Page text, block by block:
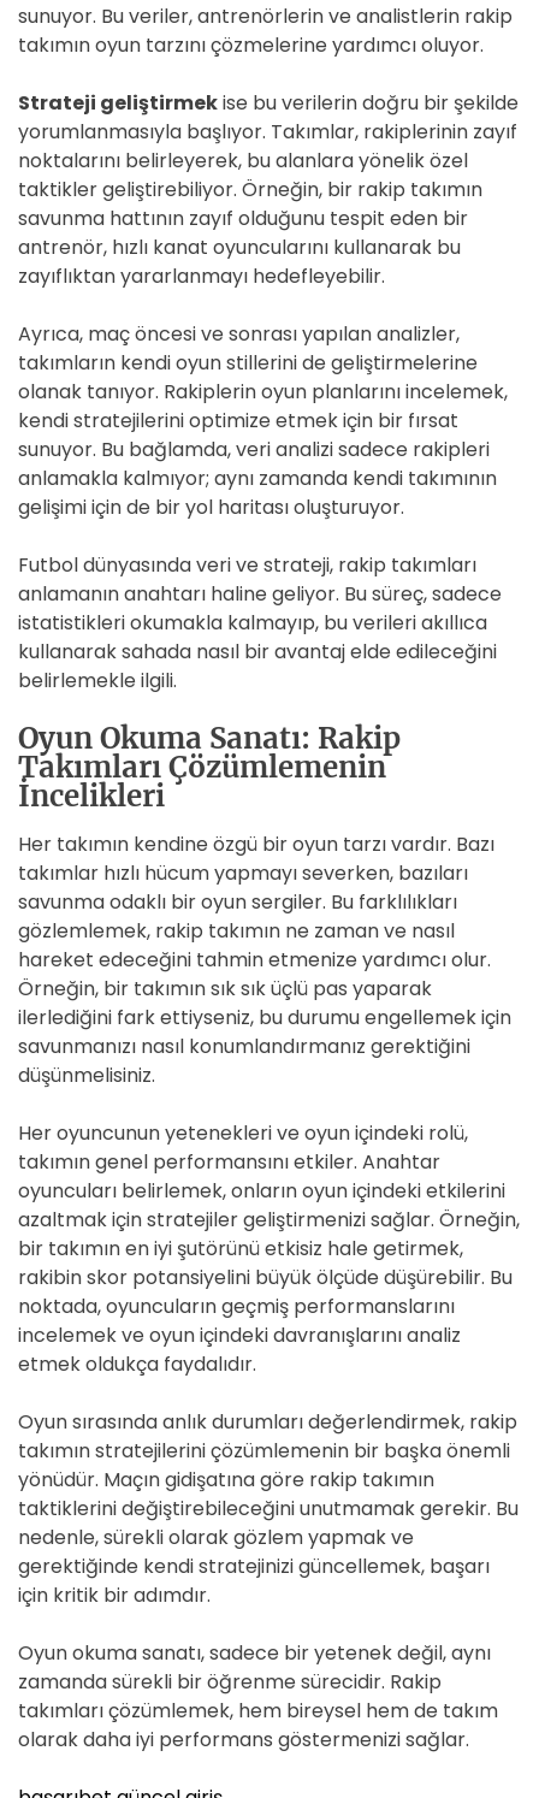
sunuyor. Bu veriler, antrenörlerin ve analistlerin rakip
takımın oyun tarzını çözmelerine yardımcı oluyor.
Strateji geliştirmekise bu verilerin doğru bir şekilde
yorumlanmasıyla başlıyor. Takımlar, rakiplerinin zayıf
noktalarını belirleyerek, bu alanlara yönelik özel
taktikler geliştirebiliyor. Örneğin, bir rakip takımın
savunma hattının zayıf olduğunu tespit eden bir
antrenör, hızlı kanat oyuncularını kullanarak bu
zayıflıktan yararlanmayı hedefleyebilir.
Ayrıca, maç öncesi ve sonrası yapılan analizler,
takımların kendi oyun stillerini de geliştirmelerine
olanak tanıyor. Rakiplerin oyun planlarını incelemek,
kendi stratejilerini optimize etmek için bir fırsat
sunuyor. Bu bağlamda, veri analizi sadece rakipleri
anlamakla kalmıyor; aynı zamanda kendi takımının
gelişimi için de bir yol haritası oluşturuyor.
Futbol dünyasında veri ve strateji, rakip takımları
anlamanın anahtarı haline geliyor. Bu süreç, sadece
istatistikleri okumakla kalmayıp, bu verileri akıllıca
kullanarak sahada nasıl bir avantaj elde edileceğini
belirlemekle ilgili.
Oyun Okuma Sanatı: Rakip
Takımları Çözümlemenin
İncelikleri
Her takımın kendine özgü bir oyun tarzı vardır. Bazı
takımlar hızlı hücum yapmayı severken, bazıları
savunma odaklı bir oyun sergiler. Bu farklılıkları
gözlemlemek, rakip takımın ne zaman ve nasıl
hareket edeceğini tahmin etmenize yardımcı olur.
Örneğin, bir takımın sık sık üçlü pas yaparak
ilerlediğini fark ettiyseniz, bu durumu engellemek için
savunmanızı nasıl konumlandırmanız gerektiğini
düşünmelisiniz.
Her oyuncunun yetenekleri ve oyun içindeki rolü,
takımın genel performansını etkiler. Anahtar
oyuncuları belirlemek, onların oyun içindeki etkilerini
azaltmak için stratejiler geliştirmenizi sağlar. Örneğin,
bir takımın en iyi şutörünü etkisiz hale getirmek,
rakibin skor potansiyelini büyük ölçüde düşürebilir. Bu
noktada, oyuncuların geçmiş performanslarını
incelemek ve oyun içindeki davranışlarını analiz
etmek oldukça faydalıdır.
Oyun sırasında anlık durumları değerlendirmek, rakip
takımın stratejilerini çözümlemenin bir başka önemli
yönüdür. Maçın gidişatına göre rakip takımın
taktiklerini değiştirebileceğini unutmamak gerekir. Bu
nedenle, sürekli olarak gözlem yapmak ve
gerektiğinde kendi stratejinizi güncellemek, başarı
için kritik bir adımdır.
Oyun okuma sanatı, sadece bir yetenek değil, aynı
zamanda sürekli bir öğrenme sürecidir. Rakip
takımları çözümlemek, hem bireysel hem de takım
olarak daha iyi performans göstermenizi sağlar.